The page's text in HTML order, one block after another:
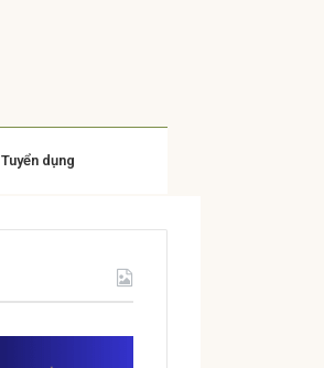
Tuyển dụng